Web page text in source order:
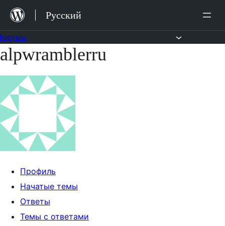
Перейти
содержимому
Русский
Перейти
содержимому
alpwramblerru
Профиль
Начатые темы
Ответы
Темы с ответами